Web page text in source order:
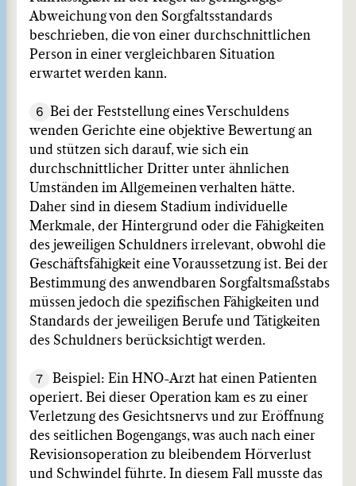
Abweichung von den Sorgfaltsstandards
beschrieben, die von einer durchschnittlichen
Person in einer vergleichbaren Situation
erwartet werden kann.
6
Bei der Feststellung eines Verschuldens
wenden Gerichte eine objektive Bewertung an
und stützen sich darauf, wie sich ein
durchschnittlicher Dritter unter ähnlichen
Umständen im Allgemeinen verhalten hätte.
Daher sind in diesem Stadium individuelle
Merkmale, der Hintergrund oder die Fähigkeiten
des jeweiligen Schuldners irrelevant, obwohl die
Geschäftsfähigkeit eine Voraussetzung ist. Bei der
Bestimmung des anwendbaren Sorgfaltsmaßstabs
müssen jedoch die spezifischen Fähigkeiten und
Standards der jeweiligen Berufe und Tätigkeiten
des Schuldners berücksichtigt werden.
7
Beispiel: Ein HNO-Arzt hat einen Patienten
operiert. Bei dieser Operation kam es zu einer
Verletzung des Gesichtsnervs und zur Eröffnung
des seitlichen Bogengangs, was auch nach einer
Revisionsoperation zu bleibendem Hörverlust
und Schwindel führte. In diesem Fall musste das